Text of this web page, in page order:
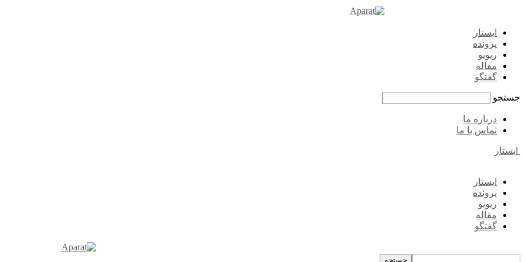
ایستار
پرونده
ریویو
مقاله
گفتگو
جستجو
درباره ما
تماس با ما
ایستار
ایستار
پرونده
ریویو
مقاله
گفتگو